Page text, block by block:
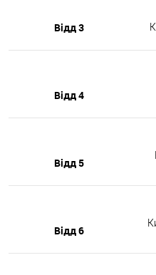
Відд 3
Відд 4
Відд 5
Відд 6